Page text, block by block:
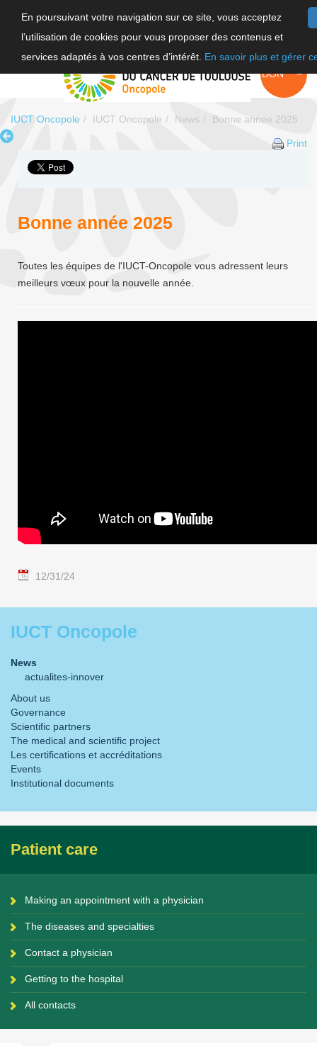
En poursuivant votre navigation sur ce site, vous acceptez
l’utilisation de cookies pour vous proposer des contenus et
services adaptés à vos centres d’intérêt. En savoir plus et gérerEN
FAIRE UN
DON
IUCT Oncopole IUCT Oncopole News Bonne annee 2025
Print
Bonne année 2025
Toutes les équipes de l'IUCT-Oncopole vous adressent leurs
meilleurs vœux pour la nouvelle année.
12/31/24
IUCT Oncopole
News
actualites-innover
About us
Governance
Scientific partners
The medical and scientific project
Les certifications et accréditations
Events
Institutional documents
Patient care
Making an appointment with a physician
The diseases and specialties
Contact a physician
Getting to the hospital
All contacts